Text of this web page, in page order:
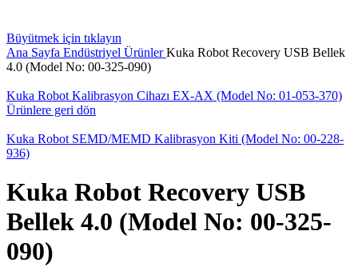
Büyütmek için tıklayın
Ana Sayfa Endüstriyel ÜrünlerKuka Robot Recovery USB Bellek
4.0 (Model No: 00-325-090)
Kuka Robot Kalibrasyon Cihazı EX-AX (Model No: 01-053-370)
Ürünlere geri dön
Kuka Robot SEMD/MEMD Kalibrasyon Kiti (Model No: 00-228-
936)
Kuka Robot Recovery USB
Bellek 4.0 (Model No: 00-325-
090)